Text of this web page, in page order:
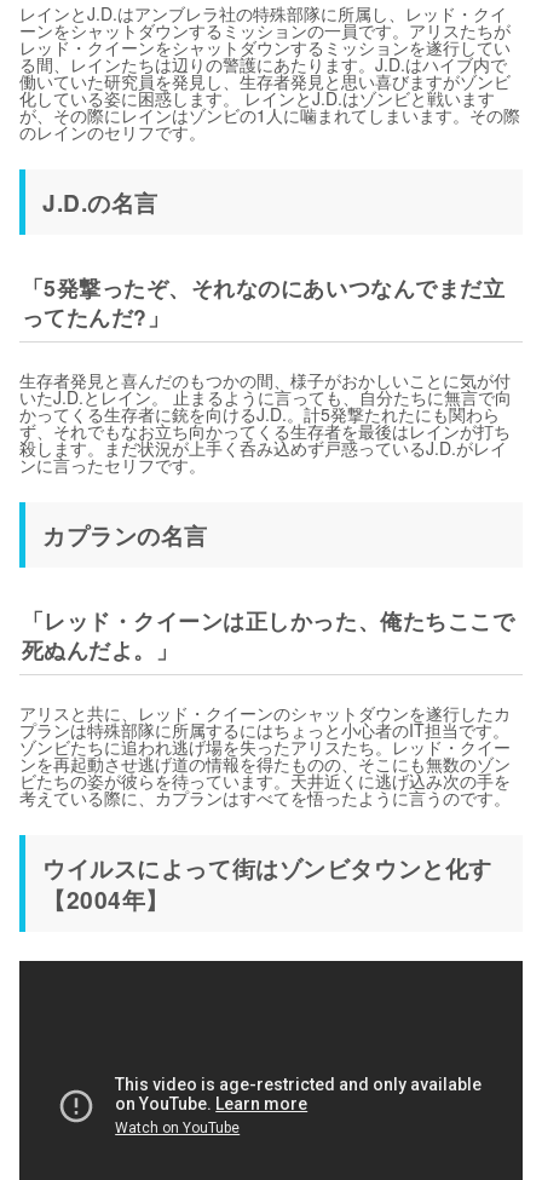
レインとJ.D.はアンブレラ社の特殊部隊に所属し、レッド・クイ
ーンをシャットダウンするミッションの一員です。アリスたちが
レッド・クイーンをシャットダウンするミッションを遂行してい
る間、レインたちは辺りの警護にあたります。J.D.はハイブ内で
働いていた研究員を発見し、生存者発見と思い喜びますがゾンビ
化している姿に困惑します。 レインとJ.D.はゾンビと戦います
が、その際にレインはゾンビの1人に噛まれてしまいます。その際
のレインのセリフです。
J.D.の名言
「5発撃ったぞ、それなのにあいつなんでまだ立
ってたんだ?」
生存者発見と喜んだのもつかの間、様子がおかしいことに気が付
いたJ.D.とレイン。 止まるように言っても、自分たちに無言で向
かってくる生存者に銃を向けるJ.D.。計5発撃たれたにも関わら
ず、それでもなお立ち向かってくる生存者を最後はレインが打ち
殺します。まだ状況が上手く呑み込めず戸惑っているJ.D.がレイ
ンに言ったセリフです。
カプランの名言
「レッド・クイーンは正しかった、俺たちここで
死ぬんだよ。」
アリスと共に、レッド・クイーンのシャットダウンを遂行したカ
プランは特殊部隊に所属するにはちょっと小心者のIT担当です。
ゾンビたちに追われ逃げ場を失ったアリスたち。レッド・クイー
ンを再起動させ逃げ道の情報を得たものの、そこにも無数のゾン
ビたちの姿が彼らを待っています。天井近くに逃げ込み次の手を
考えている際に、カプランはすべてを悟ったように言うのです。
ウイルスによって街はゾンビタウンと化す
【2004年】